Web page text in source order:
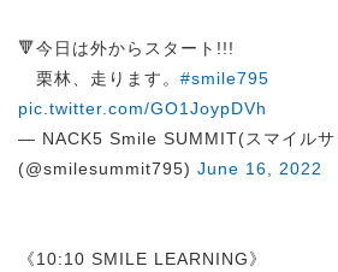
🔻今日は外からスタート!!!
栗林、走ります。 #smile795
pic.twitter.com/GO1JoypDVh
— NACK5 Smile SUMMIT(スマイルサ
(@smilesummit795) June 16, 2022
《10:10 SMILE LEARNING》